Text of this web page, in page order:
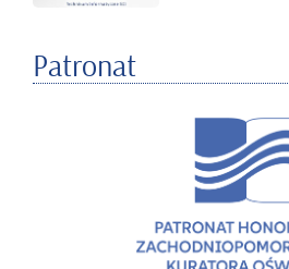
Patronat